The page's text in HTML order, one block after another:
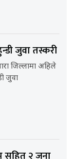
जुवा तस्करी
जिल्लामा अहिले
जुवा